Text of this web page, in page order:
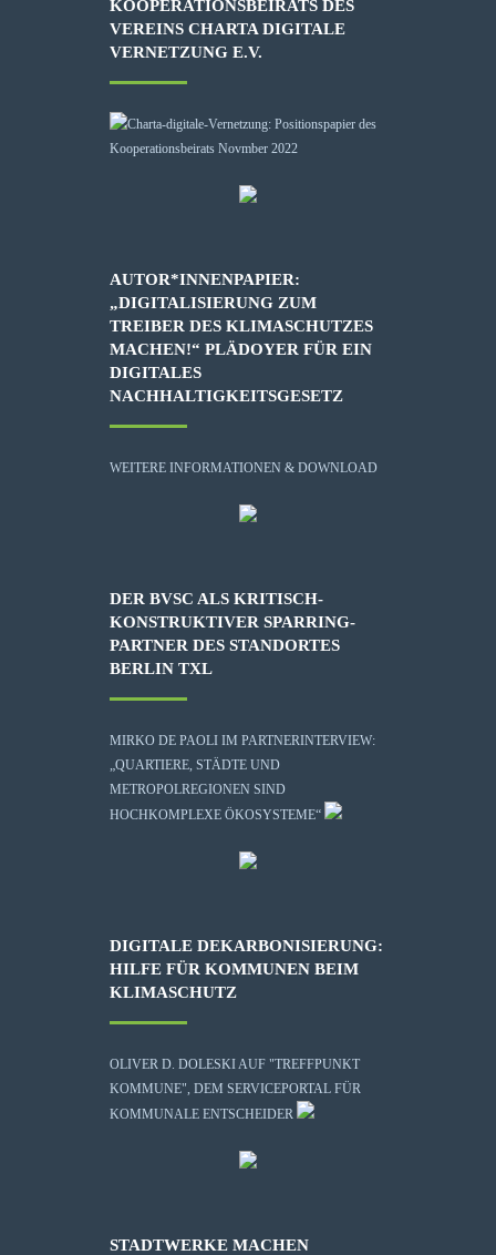
KOOPERATIONSBEIRATS DES
VEREINS CHARTA DIGITALE
VERNETZUNG E.V.
AUTOR*INNENPAPIER:
„DIGITALISIERUNG ZUM
TREIBER DES KLIMASCHUTZES
MACHEN!“ PLÄDOYER FÜR EIN
DIGITALES
NACHHALTIGKEITSGESETZ
WEITERE INFORMATIONEN & DOWNLOAD
DER BVSC ALS KRITISCH-
KONSTRUKTIVER SPARRING-
PARTNER DES STANDORTES
BERLIN TXL
MIRKO DE PAOLI IM PARTNERINTERVIEW:
„QUARTIERE, STÄDTE UND
METROPOLREGIONEN SIND
HOCHKOMPLEXE ÖKOSYSTEME“
DIGITALE DEKARBONISIERUNG:
HILFE FÜR KOMMUNEN BEIM
KLIMASCHUTZ
OLIVER D. DOLESKI AUF "TREFFPUNKT
KOMMUNE", DEM SERVICEPORTAL FÜR
KOMMUNALE ENTSCHEIDER
STADTWERKE MACHEN